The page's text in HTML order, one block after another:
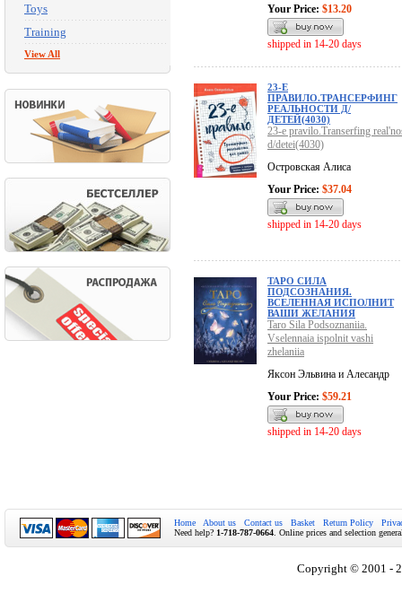
Toys
Training
View All
Your Price: $13.20
shipped in 14-20 days
23-Е
ПРАВИЛО.ТРАНСЕРФИНГ
РЕАЛЬНОСТИ Д/
ДЕТЕЙ(4030)
23-e pravilo.Transerfing
d/detei(4030)
Островская Алиса
Your Price: $37.04
shipped in 14-20 days
ТАРО СИЛА
ПОДСОЗНАНИЯ.
ВСЕЛЕННАЯ ИСПОЛНИТ
ВАШИ ЖЕЛАНИЯ
Taro Sila Podsoznaniia.
Vselennaia ispolnit vashi
zhelaniia
Яксон Эльвина и Алесандр
Your Price: $59.21
shipped in 14-20 days
Home About us Contact us Basket Return Policy
Need help? 1-718-787-0664 . Online prices and selection
Copyright © 2001 -